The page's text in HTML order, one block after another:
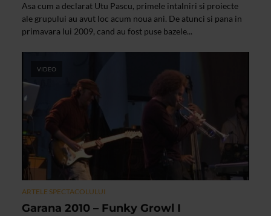
Asa cum a declarat Utu Pascu, primele intalniri si proiecte
ale grupului au avut loc acum noua ani. De atunci si pana in
primavara lui 2009, cand au fost puse bazele...
VIDEO
ARTELE SPECTACOLULUI
Garana 2010 – Funky Growl I